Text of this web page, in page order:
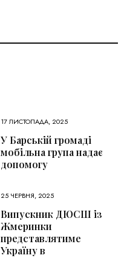
17 ЛИСТОПАДА, 2025
У Барській громаді
мобільна група надає
допомогу
25 ЧЕРВНЯ, 2025
Випускник ДЮСШ із
Жмеринки
представлятиме
Україну в